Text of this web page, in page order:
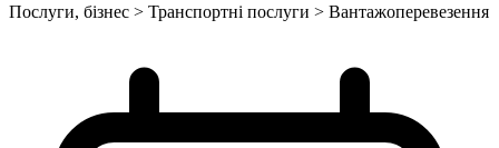
Послуги, бізнес > Транспортні послуги > Вантажоперевезення